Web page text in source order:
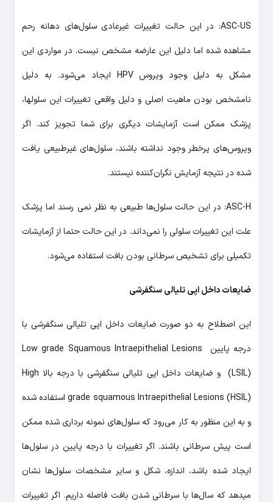
ASC-US: در این حالت تغییرات غیرعادی سلول‌های دهانه رحم
مشاهده شده اما دلیل این عارضه مشخص نیست. در مواردی این
مشکل به دلیل وجود ویروس HPV ایجاد می‌شود. به دلیل
نامشخص بودن ماهیت اصلی و دلیل واقعی تغییرات این سلول‎ها،
پزشک ممکن است آزمایشات دیگری برای شما تجویز کند. اگر
ویروس‌های پرخطر وجود نداشته باشند، سلول‌های غیرطبیعی یافت
شده در نتیجه آزمایش نگران‌کننده نیستند.
ASC-H: در این حالت سلول‌ها طبیعی به نظر نمی رسند اما پزشک
علت این تغییرات سلولی را نمی‌داند. در این حالت حتما از آزمایشات
تکمیلی برای تشخیص سرطانی بودن بافت استفاده می‌شود.
ضایعات داخل اپی تلیالی سنگفرشی
این اصطلاح به دو صورت ضایعات داخل اپی تلیالی سنگفرشی با
درجه پایین Low grade Squamous Intraepithelial Lesions
(LSIL) و ضایعات داخل اپی تلیالی سنگفرشی با درجه بالا High
grade squamous Intraepithelial Lesions (HSIL) استفاده شده
و به این منظور به کار می‌رود که سلول‌های نمونه برداری شده ممکن
است پیش سرطانی باشند. اگر تغییرات با درجه پایین در سلول‌ها
ایجاد شده باشد، اندازه، شکل و سایر مشخصات سلول‌ها نشان
می‎دهد که سال‌ها با سرطانی شدن بافت فاصله داریم. اگر تغییرات